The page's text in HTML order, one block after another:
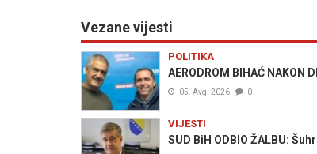
Vezane vijesti
POLITIKA
AERODROM BIHAĆ NAKON
05. Avg. 2026 0
VIJESTI
SUD BiH ODBIO ŽALBU: